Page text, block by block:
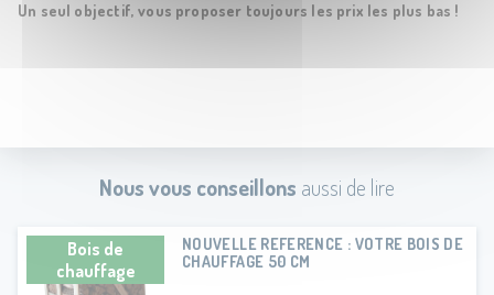
Un seul objectif, vous proposer toujours les prix les plus bas !
Nous vous conseillons aussi de lire
Bois de
chauffage
NOUVELLE REFERENCE : VOTRE BOIS DE
CHAUFFAGE 50 CM